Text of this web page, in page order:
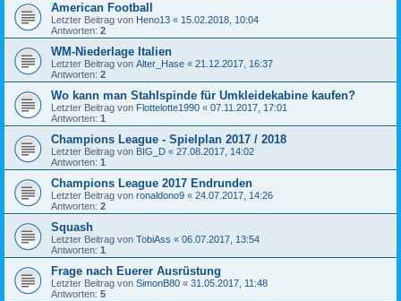
American Football
Letzter Beitrag von Heno13 « 15.02.2018, 10:04
Antworten: 2
WM-Niederlage Italien
Letzter Beitrag von Alter_Hase « 21.12.2017, 16:37
Antworten: 2
​Wo kann man Stahlspinde für Umkleidekabine kaufen?
Letzter Beitrag von Flottelotte1990 « 07.11.2017, 17:01
Antworten: 1
Champions League - Spielplan 2017 / 2018
Letzter Beitrag von BIG_D « 27.08.2017, 14:02
Antworten: 1
Champions League 2017 Endrunden
Letzter Beitrag von ronaldono9 « 24.07.2017, 14:26
Antworten: 2
Squash
Letzter Beitrag von TobiAss « 06.07.2017, 13:54
Antworten: 1
Frage nach Euerer Ausrüstung
Letzter Beitrag von SimonB80 « 31.05.2017, 11:48
Antworten: 5